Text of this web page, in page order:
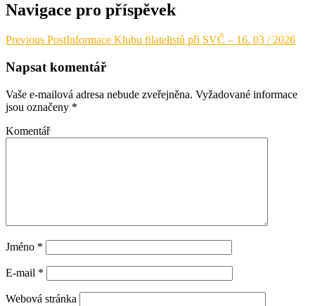
Navigace pro příspěvek
Previous PostInformace Klubu filatelistů při SVČ – 16. 03 / 2026
Napsat komentář
Vaše e-mailová adresa nebude zveřejněna. Vyžadované informace
jsou označeny *
Komentář
Jméno *
E-mail *
Webová stránka